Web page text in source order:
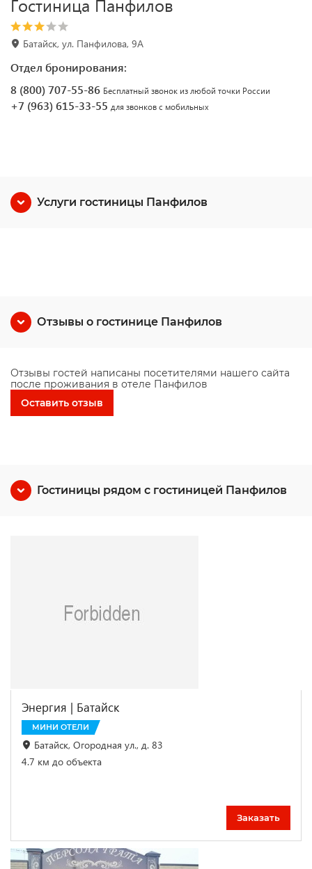
Гостиница Панфилов
Батайск, ул. Панфилова, 9А
Отдел бронирования:
8 (800) 707-55-86 Бесплатный звонок из любой точки России
+7 (963) 615-33-55 для звонков с мобильных
Услуги гостиницы Панфилов
Отзывы о гостинице Панфилов
Отзывы гостей написаны посетителями нашего сайта
после проживания в отеле Панфилов
Оставить отзыв
Гостиницы рядом с гостиницей Панфилов
Энергия | Батайск
МИНИ ОТЕЛИ
Батайск, Огородная ул., д. 83
4.7 км до объекта
Заказать